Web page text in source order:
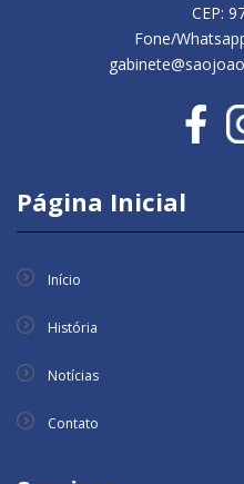
CEP:
Fone/
Página Inicial
Início
História
Notícias
Contato